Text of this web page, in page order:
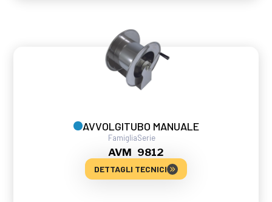
AVVOLGITUBO MANUALE
Famiglia
AVM
Serie
9812
DETTAGLI TECNICI